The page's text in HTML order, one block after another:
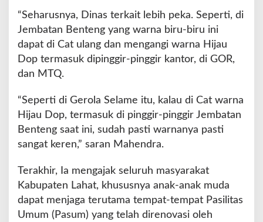
r
a
w
t
F
a
i
l
a
s
U
m
“Seharusnya, Dinas terkait lebih peka. Seperti, di
Jembatan Benteng yang warna biru-biru ini
dapat di Cat ulang dan mengangi warna Hijau
Dop termasuk dipinggir-pinggir kantor, di GOR,
dan MTQ.
“Seperti di Gerola Selame itu, kalau di Cat warna
Hijau Dop, termasuk di pinggir-pinggir Jembatan
Benteng saat ini, sudah pasti warnanya pasti
sangat keren,” saran Mahendra.
Terakhir, Ia mengajak seluruh masyarakat
Kabupaten Lahat, khususnya anak-anak muda
dapat menjaga terutama tempat-tempat Pasilitas
Umum (Pasum) yang telah direnovasi oleh